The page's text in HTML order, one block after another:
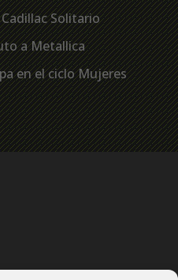
Solitario
a Metallica
en el ciclo Mujeres